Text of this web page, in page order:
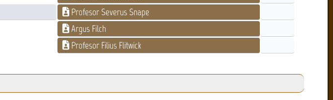
Profesor Severus Snape
Argus Filch
Profesor Filius Flitwick